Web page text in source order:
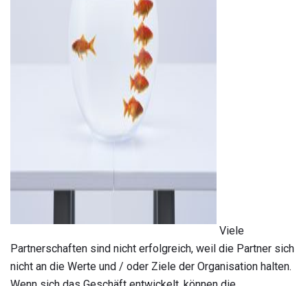
ad
Viele
Partnerschaften sind nicht erfolgreich, weil die Partner sich
nicht an die Werte und / oder Ziele der Organisation halten.